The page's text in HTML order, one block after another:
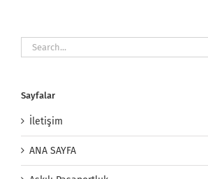
Search
for:
Sayfalar
İletişim
ANA SAYFA